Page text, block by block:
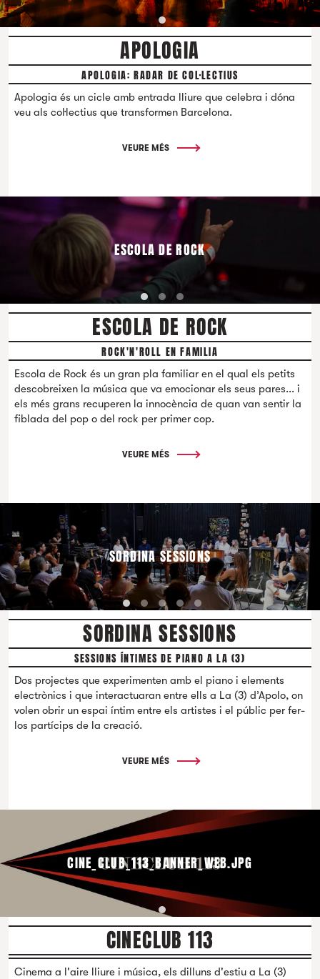
APOLOGIA
APOLOGIA: RADAR DE COL·LECTIUS
Apologia és un cicle amb entrada lliure que celebra i dóna
veu als col·lectius que transformen Barcelona.
VEURE MÉS
ESCOLA DE ROCK
ESCOLA DE ROCK
ROCK'N'ROLL EN FAMILIA
Escola de Rock és un gran pla familiar en el qual els petits
descobreixen la música que va emocionar els seus pares... i
els més grans recuperen la innocència de quan van sentir la
fiblada del pop o del rock per primer cop.
VEURE MÉS
SORDINA SESSIONS
SORDINA SESSIONS
SESSIONS ÍNTIMES DE PIANO A LA (3)
Dos projectes que experimenten amb el piano i elements
electrònics i que interactuaran entre ells a La (3) d’Apolo, on
volen obrir un espai íntim entre els artistes i el públic per fer-
los partícips de la creació.
VEURE MÉS
CINE_CLUB_113_BANNER_WEB.JPG
CINECLUB 113
Cinema a l'aire lliure i música, els dilluns d'estiu a La (3)